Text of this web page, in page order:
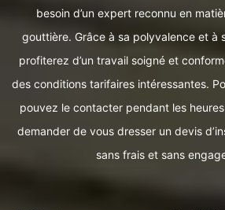
besoin d’un expert reconnu en
gouttière. Grâce à sa polyvalence et à
profiterez d’un travail soigné et
des conditions tarifaires intéressantes.
pouvez le contacter pendant les
demander de vous dresser un devis
sans frais et sans